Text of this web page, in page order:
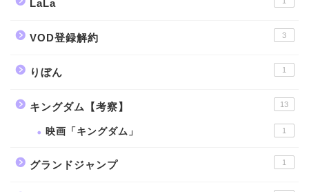
LaLa
VOD登録解約 3
りぼん 1
キングダム【考察】 13
映画「キングダム」 1
グランドジャンプ 1